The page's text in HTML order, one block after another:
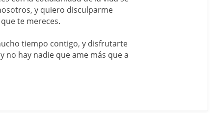
y quiero disculparme
te mereces.
tiempo contigo, y disfrutarte
no hay nadie que ame más que a